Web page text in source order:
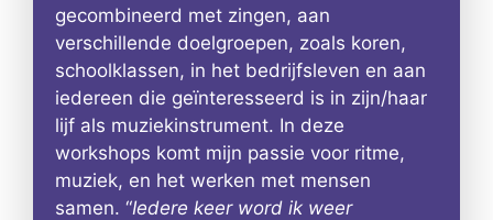
gecombineerd met zingen, aan
verschillende doelgroepen, zoals koren,
schoolklassen, in het bedrijfsleven en aan
iedereen die geïnteresseerd is in zijn/haar
lijf als muziekinstrument. In deze
workshops komt mijn passie voor ritme,
muziek, en het werken met mensen
samen. “Iedere keer word ik weer